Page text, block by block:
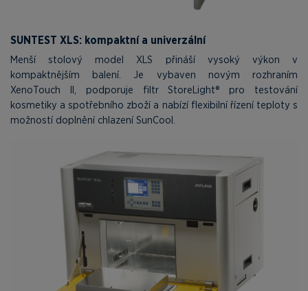
SUNTEST XLS: kompaktní a univerzální
Menší stolový model XLS přináší vysoký výkon v
kompaktnějším balení. Je vybaven novým rozhraním
XenoTouch II, podporuje filtr StoreLight® pro testování
kosmetiky a spotřebního zboží a nabízí flexibilní řízení teploty s
možností doplnění chlazení SunCool.